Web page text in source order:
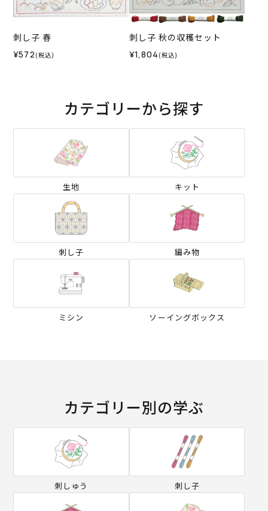
刺し子 春
¥572 (税込)
刺し子 秋の収穫セット
¥1,804 (税込)
カテゴリーから探す
生地 キット
刺し子 編み物
ミシン ソーイングボックス
カテゴリー別の学ぶ
刺しゅう 刺し子